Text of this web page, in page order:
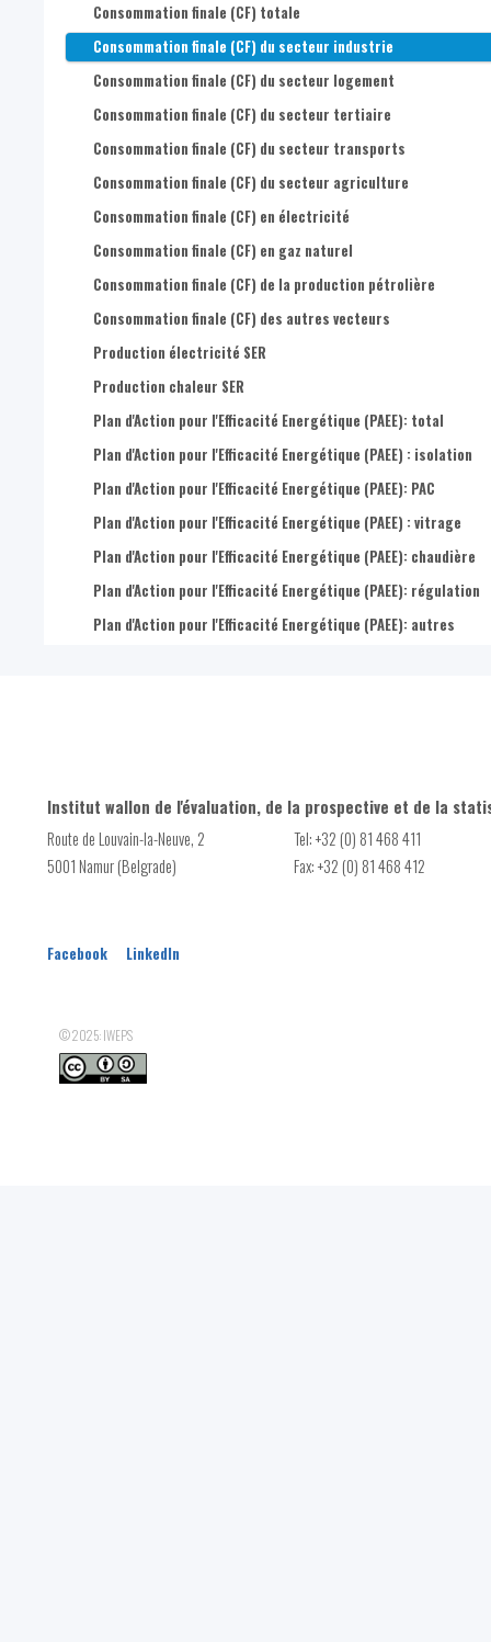
Consommation finale (CF) totale
Consommation finale (CF) du secteur industrie
Consommation finale (CF) du secteur logement
Consommation finale (CF) du secteur tertiaire
Consommation finale (CF) du secteur transports
Consommation finale (CF) du secteur agriculture
Consommation finale (CF) en électricité
Consommation finale (CF) en gaz naturel
Consommation finale (CF) de la production pétrolière
Consommation finale (CF) des autres vecteurs
Production électricité SER
Production chaleur SER
Plan d'Action pour l'Efficacité Energétique (PAEE): total
Plan d'Action pour l'Efficacité Energétique (PAEE) : isolation
Plan d'Action pour l'Efficacité Energétique (PAEE): PAC
Plan d'Action pour l'Efficacité Energétique (PAEE) : vitrage
Plan d'Action pour l'Efficacité Energétique (PAEE): chaudière
Plan d'Action pour l'Efficacité Energétique (PAEE): régulation
Plan d'Action pour l'Efficacité Energétique (PAEE): autres
Institut wallon de l'évaluation, de la prospective et de la
Route de Louvain-la-Neuve, 2
5001 Namur (Belgrade)
Tel: +32 (0) 81 468 411
Fax: +32 (0) 81 468 412
Facebook LinkedIn
© 2025: IWEPS